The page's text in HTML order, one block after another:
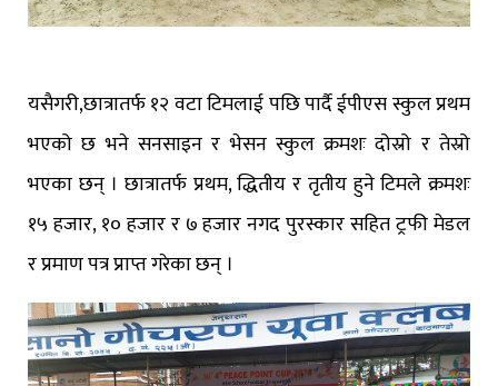
यसैगरी,छात्रातर्फ १२ वटा टिमलाई पछि पार्दै ईपीएस स्कुल प्रथम
भएको छ भने सनसाइन र भेसन स्कुल क्रमशः दोस्रो र तेस्रो
भएका छन् । छात्रातर्फ प्रथम, द्धितीय र तृतीय हुने टिमले क्रमशः
१५ हजार, १० हजार र ७ हजार नगद पुरस्कार सहित ट्रफी मेडल
र प्रमाण पत्र प्राप्त गरेका छन् ।